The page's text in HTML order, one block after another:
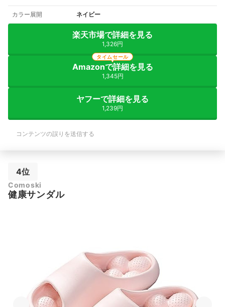
カラー展開 ネイビー
楽天市場で詳細を見る
1,326円
Amazonで詳細を見る
1,345円
タイムセール
ヤフーで詳細を見る
1,239円
コンテンツの誤りを送信する
4位
Comoski
健康サンダル